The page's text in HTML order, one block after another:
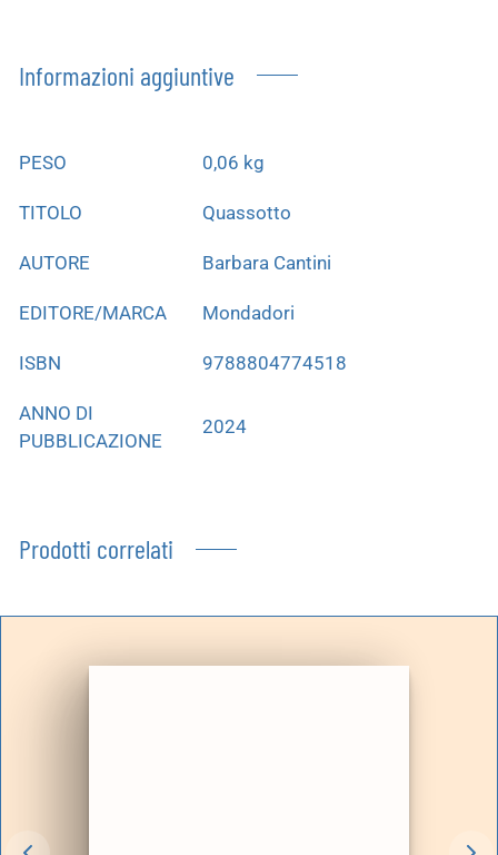
Informazioni aggiuntive
PESO 0,06 kg
TITOLO Quassotto
AUTORE Barbara Cantini
EDITORE/MARCA Mondadori
ISBN 9788804774518
ANNO DI
PUBBLICAZIONE
2024
Prodotti correlati